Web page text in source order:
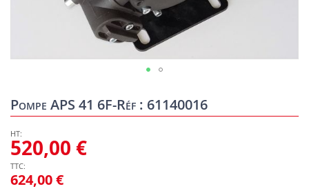
Pompe APS 41 6F-Réf : 61140016
624,00 €
520,00 €
to
the
of
the
images
gallery